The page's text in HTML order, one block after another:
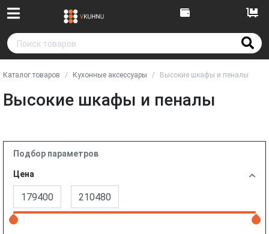
Каталог товаров Кухонные аксессуары Высокие шкафы и пеналы
Высокие шкафы и пеналы
Подбор параметров
Цена